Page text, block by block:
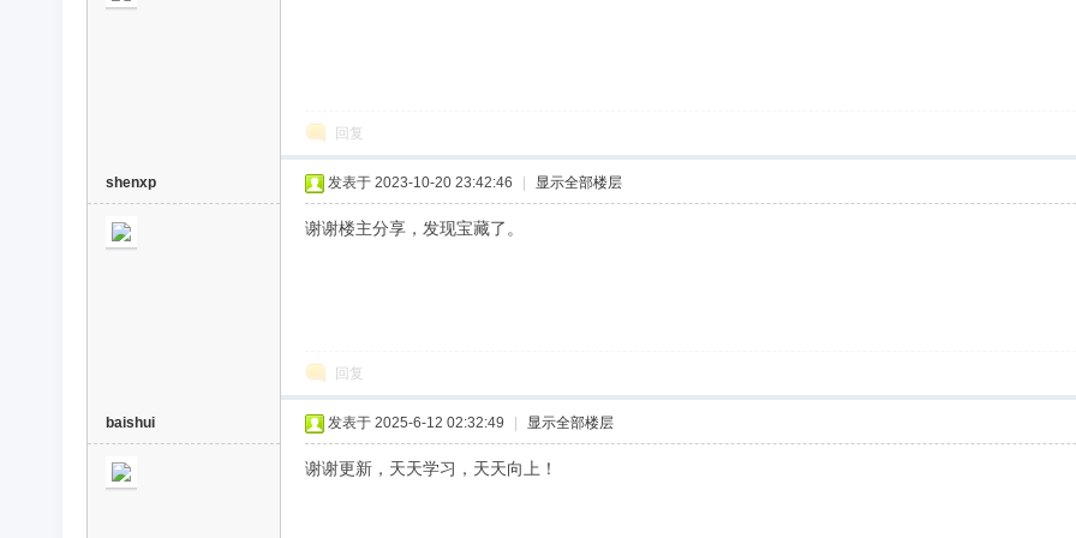
回复
shenxp 发表于 2023-10-20 23:42:46 显示全部楼层
谢谢楼主分享，发现宝藏了。
回复
baishui 发表于 2025-6-12 02:32:49 显示全部楼层
谢谢更新，天天学习，天天向上！